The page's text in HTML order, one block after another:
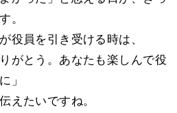
。
役員を引き受ける時は、
がとう。あなたも楽しんで役
」
えたいですね。